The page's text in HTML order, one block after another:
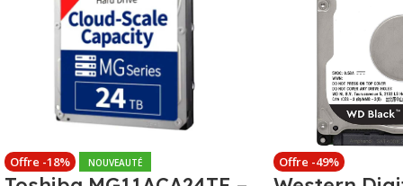
Offre -18% NOUVEAUTÉ Offre -49%